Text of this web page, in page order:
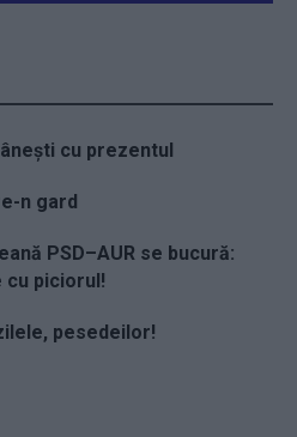
cu prezentul
n gard
PSD–AUR se bucură:
cu piciorul!
pesedeilor!